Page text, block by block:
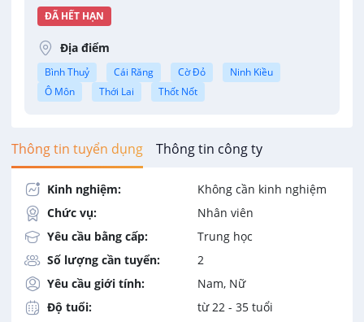
ĐÃ HẾT HẠN
Địa điểm
Bình Thuỷ Cái Răng Cờ Đỏ
Ninh Kiều
Ô Môn
Thới Lai Thốt Nốt
Thông tin tuyển dụng Thông tin công ty
Kinh nghiệm:
Không cần kinh nghiệm
Chức vụ:
Nhân viên
Yêu cầu bằng cấp:
Trung học
Số lượng cần tuyển:
2
Yêu cầu giới tính:
Nam, Nữ
Độ tuổi:
từ 22 - 35 tuổi